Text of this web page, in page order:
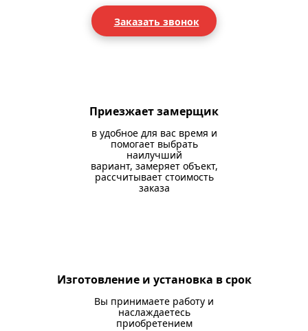
Заказать звонок
Приезжает замерщик
в удобное для вас время и
помогает выбрать
наилучший
вариант, замеряет объект,
рассчитывает стоимость
заказа
Изготовление и установка в срок
Вы принимаете работу и
наслаждаетесь
приобретением